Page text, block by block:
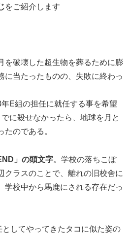
をご紹介します
を破壊した超生物を葬るために膨
に当たったものの、失敗に終わっ
E組の担任に就任する事を希望
でに殺せなかったら、地球を月と
たのである。
」の頭文字。学校の落ちこぼ
クラスのことで、離れの旧校舎に
学校中から馬鹿にされる存在だっ
としてやってきたタコに似た姿の